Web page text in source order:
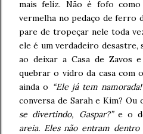
mais feliz. Não é fofo como
vermelha no pedaço de ferro
pare de tropeçar nele toda
ele é um verdadeiro desastre,
ao deixar a Casa de Zavos
quebrar o vidro da casa com
ainda o “Ele já tem
conversa de Sarah e Kim? Ou
se divertindo, Gaspar?”e o
areia. Eles não entram dentro